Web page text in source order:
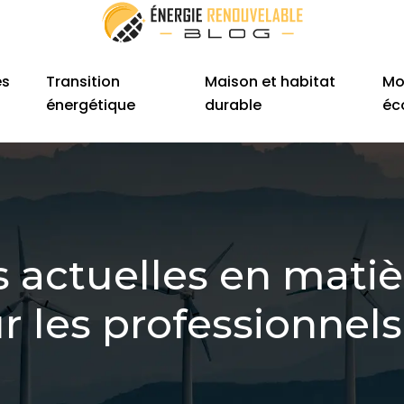
Transition
énergétique
Maison et habitat
durable
actuelles en
les